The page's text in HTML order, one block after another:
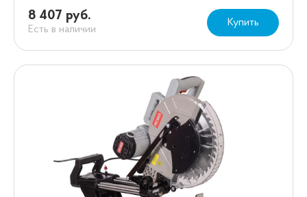
8 407 руб.
Есть в наличии
Купить